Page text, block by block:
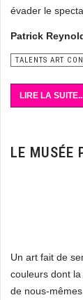
évader le
Patrick
TALENTS ART
LIRE LA
LE MUSÉE
Un art fait de
couleurs dont
de nous-